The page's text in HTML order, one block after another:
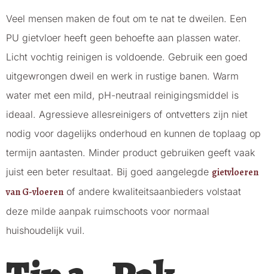
Veel mensen maken de fout om te nat te dweilen. Een
PU gietvloer heeft geen behoefte aan plassen water.
Licht vochtig reinigen is voldoende. Gebruik een goed
uitgewrongen dweil en werk in rustige banen. Warm
water met een mild, pH-neutraal reinigingsmiddel is
ideaal. Agressieve allesreinigers of ontvetters zijn niet
nodig voor dagelijks onderhoud en kunnen de toplaag op
termijn aantasten. Minder product gebruiken geeft vaak
juist een beter resultaat. Bij goed aangelegde gietvloeren
van G-vloeren of andere kwaliteitsaanbieders volstaat
deze milde aanpak ruimschoots voor normaal
huishoudelijk vuil.